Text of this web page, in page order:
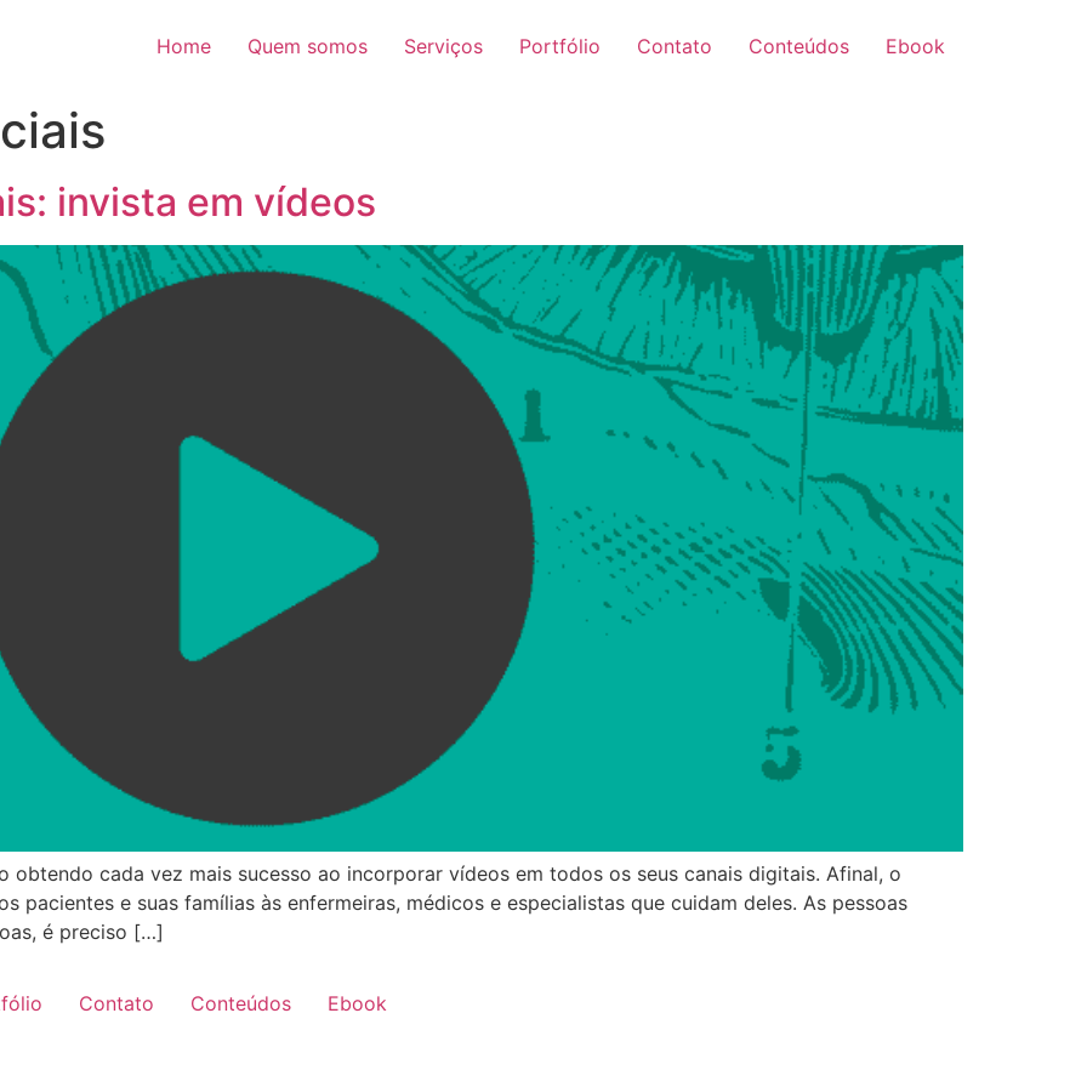
Home Quem somos Serviços Portfólio Contato Conteúdos Ebook
invista em vídeos
obtendo cada vez mais sucesso ao incorporar vídeos em todos os seus canais digitais. Afinal, o
pacientes e suas famílias às enfermeiras, médicos e especialistas que cuidam deles. As pessoas
é preciso […]
Contato Conteúdos Ebook